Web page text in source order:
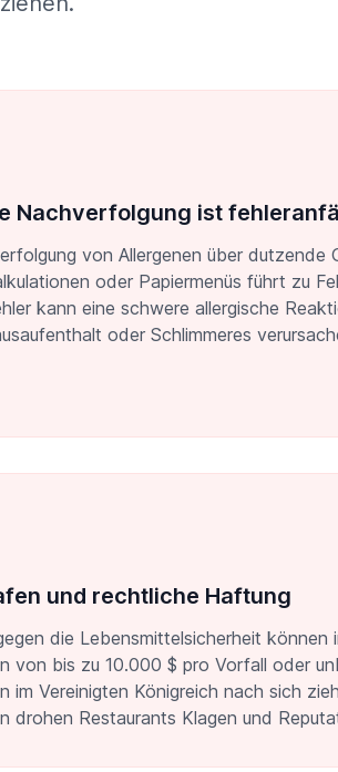
Nachverfolgung ist
von Allergenen über dutzende
oder Papiermenüs führt zu
kann eine schwere allergische
oder Schlimmeres
und rechtliche Haftung
die Lebensmittelsicherheit können
von bis zu 10.000 $ pro Vorfall oder
im Vereinigten Königreich nach sich
drohen Restaurants Klagen und